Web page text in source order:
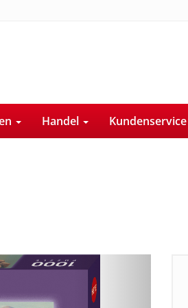
Handel Kundenservice